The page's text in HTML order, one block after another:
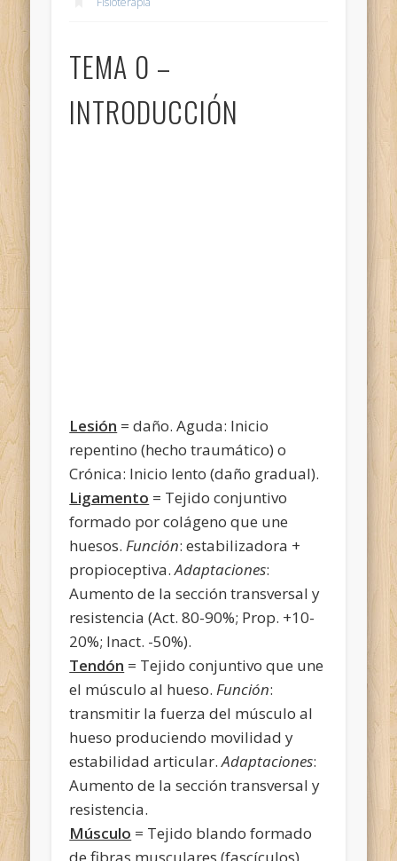
TEMA 0 –
INTRODUCCIÓN
Lesión = daño. Aguda: Inicio
repentino (hecho traumático) o
Crónica: Inicio lento (daño gradual).
Ligamento = Tejido conjuntivo
formado por colágeno que une
huesos.Función: estabilizadora +
propioceptiva.Adaptaciones:
Aumento de la sección transversal y
resistencia (Act. 80-90%; Prop. +10-
20%; Inact. -50%).
Tendón = Tejido conjuntivo que une
el músculo al hueso.Función:
transmitir la fuerza del músculo al
hueso produciendo movilidad y
estabilidad articular. Adaptaciones:
Aumento de la sección transversal y
resistencia.
Músculo = Tejido blando formado
de fibras musculares (fascículos).